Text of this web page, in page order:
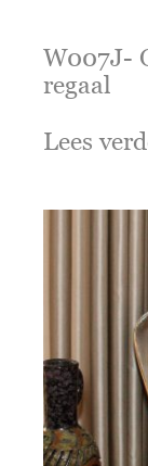
W007J-
regaal
Lees